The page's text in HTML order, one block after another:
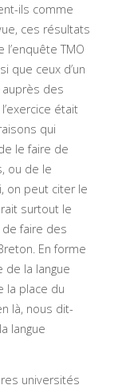
ils comme
ces résultats
TMO
que ceux d’un
des
était
qui
le faire de
ou de le
on peut citer le
surtout le
faire des
En forme
de la langue
la place du
là, nous dit-
langue
universités